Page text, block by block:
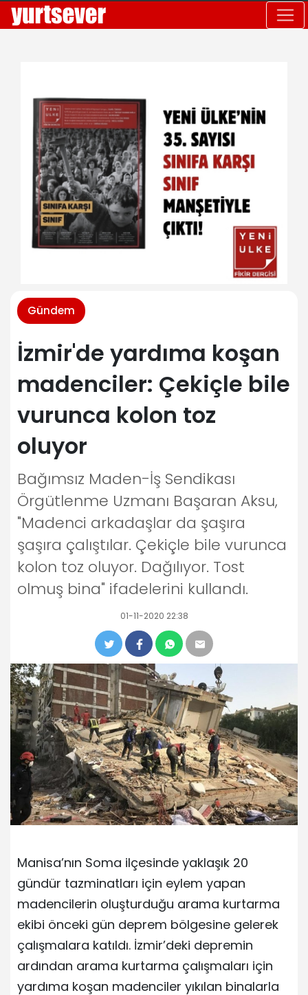
Gündem
İzmir'de yardıma koşan
madenciler: Çekiçle bile
vurunca kolon toz
oluyor
Bağımsız Maden-İş Sendikası
Örgütlenme Uzmanı Başaran Aksu,
"Madenci arkadaşlar da şaşıra
şaşıra çalıştılar. Çekiçle bile vurunca
kolon toz oluyor. Dağılıyor. Tost
olmuş bina" ifadelerini kullandı.
01-11-2020 22:38
Manisa’nın Soma ilçesinde yaklaşık 20
gündür tazminatları için eylem yapan
madencilerin oluşturduğu arama kurtarma
ekibi önceki gün deprem bölgesine gelerek
çalışmalara katıldı. İzmir’deki depremin
ardından arama kurtarma çalışmaları için
yardıma koşan madenciler yıkılan binalarla